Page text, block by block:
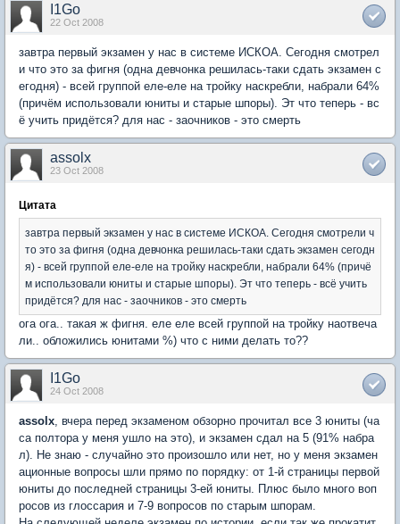
I1Go
22 Oct 2008
завтра первый экзамен у нас в системе ИСКОА. Сегодня смотрел
и что это за фигня (одна девчонка решилась-таки сдать экзамен с
егодня) - всей группой еле-еле на тройку наскребли, набрали 64%
(причём использовали юниты и старые шпоры). Эт что теперь - вс
ё учить придётся? для нас - заочников - это смерть
assolx
23 Oct 2008
Цитата
завтра первый экзамен у нас в системе ИСКОА. Сегодня смотрели ч
то это за фигня (одна девчонка решилась-таки сдать экзамен сегодн
я) - всей группой еле-еле на тройку наскребли, набрали 64% (причё
м использовали юниты и старые шпоры). Эт что теперь - всё учить
придётся? для нас - заочников - это смерть
ога ога.. такая ж фигня. еле еле всей группой на тройку наотвеча
ли.. обложились юнитами %) что с ними делать то??
I1Go
24 Oct 2008
assolx , вчера перед экзаменом обзорно прочитал все 3 юниты (ча
са полтора у меня ушло на это), и экзамен сдал на 5 (91% набра
л). Не знаю - случайно это произошло или нет, но у меня экзамен
ационные вопросы шли прямо по порядку: от 1-й страницы первой
юниты до последней страницы 3-ей юниты. Плюс было много воп
росов из глоссария и 7-9 вопросов по старым шпорам.